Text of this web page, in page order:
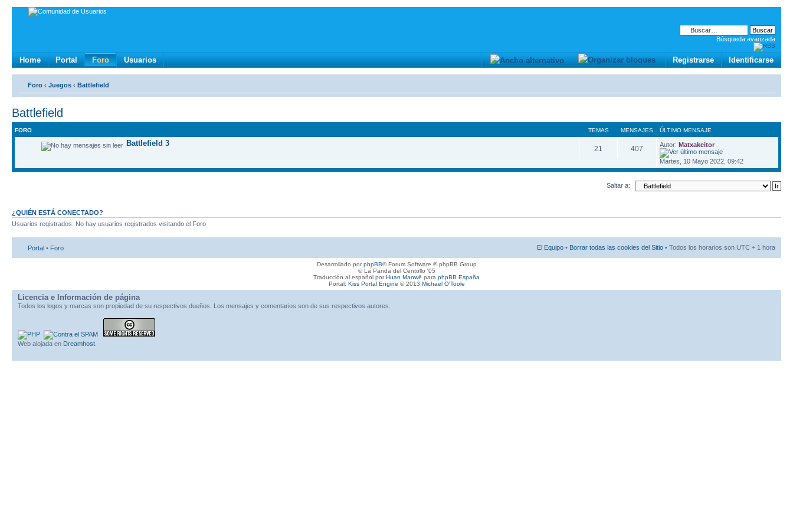
Búsqueda avanzada
Home Portal Foro Usuarios Identificarse
Registrarse
Foro ‹ Juegos ‹ Battlefield
Battlefield
FORO TEMAS MENSAJES ÚLTIMO MENSAJE
Battlefield 3
21 407 Autor:Matxakeitor
Martes, 10 Mayo 2022, 09:42
Saltar a:
¿QUIÉN ESTÁ CONECTADO?
Usuarios registrados: No hay usuarios registrados visitando el Foro
Portal • Foro El Equipo • Borrar todas las cookies del Sitio • Todos los horarios son UTC + 1 hora
Desarrollado porphpBB® Forum Software © phpBB Group
© La Panda del Centollo '05
Traducción al español porHuan Manwë para phpBB España
Portal: Kiss Portal Engine © 2013 Michael O'Toole
Licencia e Información de página
Todos los logos y marcas son propiedad de su respectivos dueños. Los mensajes y comentarios son de sus respectivos autores.
Web alojada en Dreamhost